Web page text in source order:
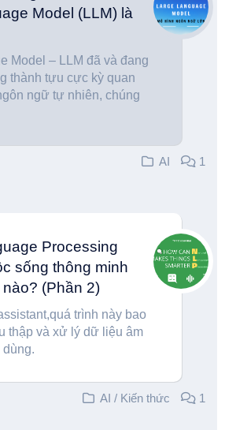
Model (LLM) là
Model – LLM đã và đang
thành tựu cực kỳ quan
ngữ tự nhiên, chúng
AI
1
Processing
sống thông minh
(Phần 2)
trình này bao
thập và xử lý dữ liệu âm
AI / Kiến thức 1